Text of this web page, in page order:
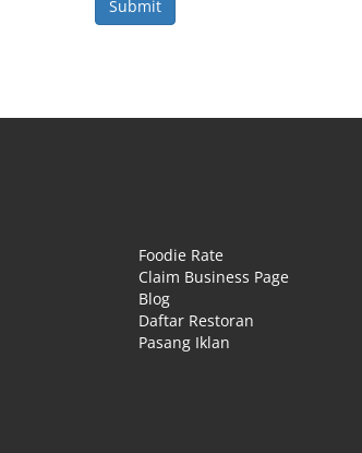
Foodie Rate
Claim Business Page
Blog
Daftar Restoran
Pasang Iklan